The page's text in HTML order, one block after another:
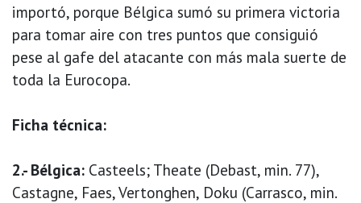
importó, porque Bélgica sumó su primera victoria
para tomar aire con tres puntos que consiguió
pese al gafe del atacante con más mala suerte de
toda la Eurocopa.
Ficha técnica:
2.- Bélgica: Casteels; Theate (Debast, min. 77),
Castagne, Faes, Vertonghen, Doku (Carrasco, min.